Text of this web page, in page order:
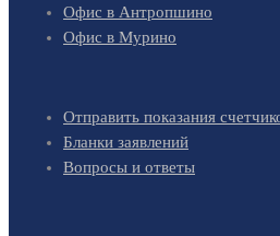
Офис в Антропшино
Офис в Мурино
Отправить показания
Бланки заявлений
Вопросы и ответы